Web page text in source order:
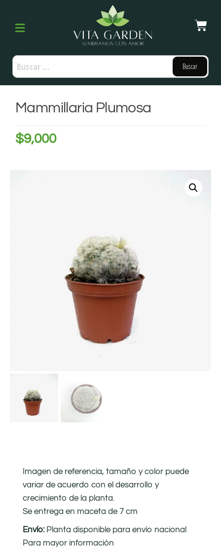
Mammillaria Plumosa
$9,000
Imagen de referencia, tamaño y color puede
variar de acuerdo con el desarrollo y
crecimiento de la planta.
Se entrega en maceta de 7 cm
Envío: Planta disponible para envío nacional
Para mayor información